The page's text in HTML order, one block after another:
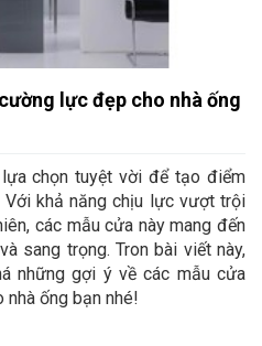
lực đẹp cho nhà ống
chọn tuyệt vời để tạo điểm
Với khả năng chịu lực vượt trội
các mẫu cửa này mang đến
sang trọng. Tron bài viết này,
những gợi ý về các mẫu cửa
ống bạn nhé!